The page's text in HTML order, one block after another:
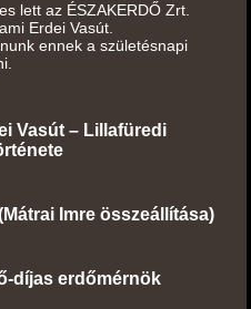
lett az ÉSZAKERDŐ Zrt.
Erdei Vasút.
ennek a születésnapi
Vasút – Lillafüredi
Imre összeállítása)
díjas erdőmérnök